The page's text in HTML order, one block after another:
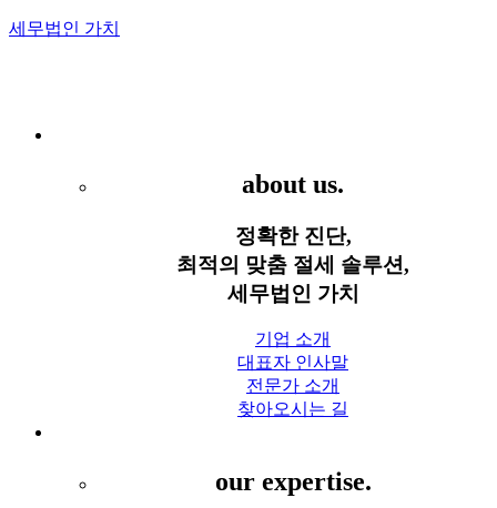
세무법인 가치
about us.
정확한 진단,
최적의 맞춤 절세 솔루션,
세무법인 가치
기업 소개
대표자 인사말
전문가 소개
찾아오시는 길
our expertise.